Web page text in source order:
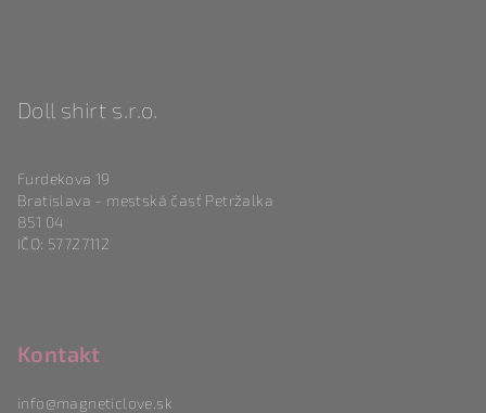
Doll shirt s.r.o.
Furdekova 19
Bratislava - mestská časť Petržalka
851 04
IČO: 57727112
Kontakt
info@magneticlove.sk